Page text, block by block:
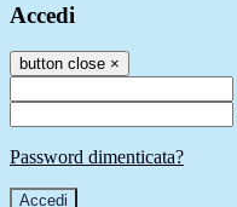
Accedi
button close ×
Password dimenticata?